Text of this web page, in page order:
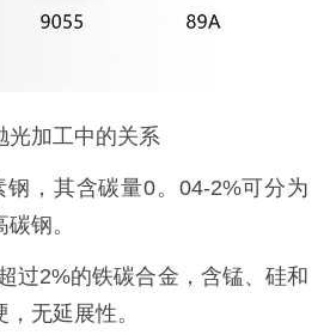
光加工中的关系
钢，其含碳量0。04-2%可分为
钢。
过2%的铁碳合金，含锰、硅和
无延展性。